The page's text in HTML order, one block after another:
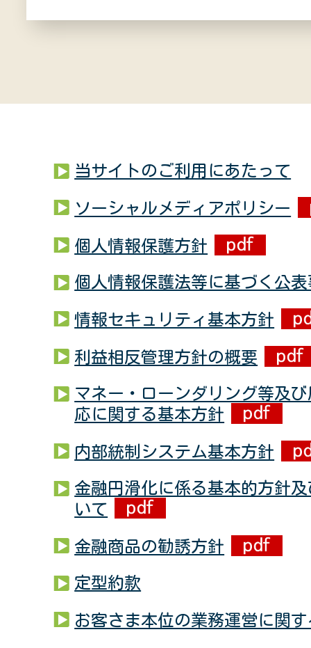
当サイトのご利用にあたって
ソーシャルメディアポリシー
個人情報保護方針
個人情報保護法等に基づく公
情報セキュリティ基本方針
利益相反管理方針の概要
マネー・ローンダリング等及
応に関する基本方針
内部統制システム基本方針
金融円滑化に係る基本的方針
いて
金融商品の勧誘方針
定型約款
お客さま本位の業務運営に関